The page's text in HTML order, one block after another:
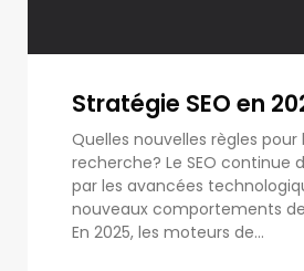
Stratégie SEO en
Quelles nouvelles règles
recherche? Le SEO continue
par les avancées
nouveaux comportements
En 2025, les moteurs de...